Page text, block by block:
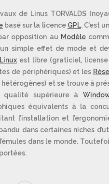
de Linus TORVALDS
basé sur la licence GPL. C’est
opposition au Modèle
simple effet de mode et
Linux est libre (graticiel, license
de périphériques) et les
et se trouve à
qualité supérieure à
équivalents à la
l’installation et
dans certaines niches
dans le monde.